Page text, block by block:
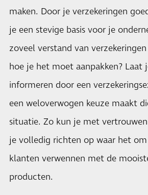
maken. Door je verzekeringen
je een stevige basis voor je
zoveel verstand van
hoe je het moet aanpakken? Laat
informeren door een
een weloverwogen keuze maakt
situatie. Zo kun je met
je volledig richten op waar het
klanten verwennen met de
producten.